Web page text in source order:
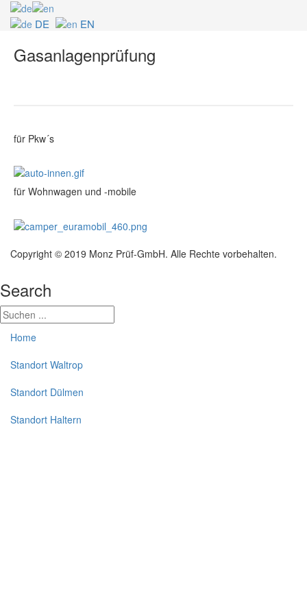
DE EN
Gasanlagenprüfung
für Pkw´s
für Wohnwagen und -mobile
Copyright © 2019 Monz Prüf-GmbH. Alle Rechte vorbehalten.
Search
Home
Standort Waltrop
Standort Dülmen
Standort Haltern